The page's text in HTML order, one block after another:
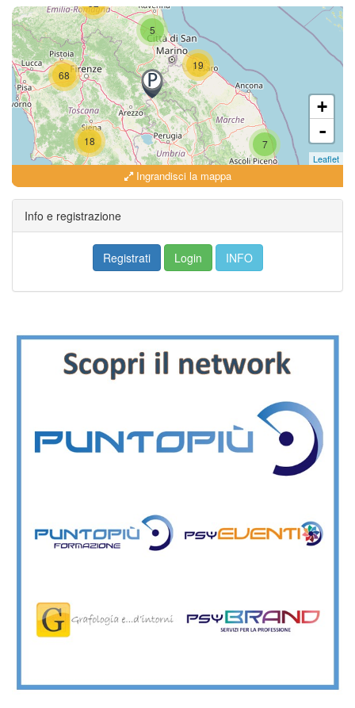
5
18
68
19
7
18
+
-
Leaflet
Ingrandisci la mappa
Info e registrazione
Registrati Login INFO